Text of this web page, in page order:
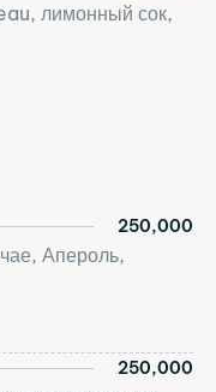
лимонный сок,
250,000
Апероль,
250,000